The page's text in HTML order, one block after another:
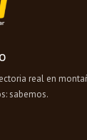
real en
sabemos.